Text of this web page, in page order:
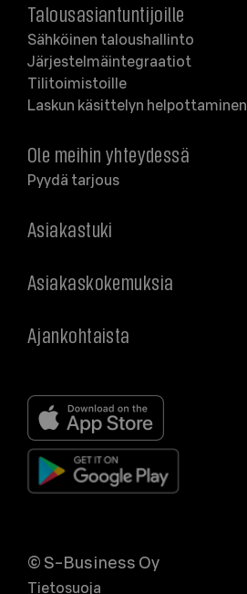
Talousasiantuntijoille
Sähköinen taloushallinto
Järjestelmäintegraatiot
Tilitoimistoille
Laskun käsittelyn helpottaminen
Ole meihin yhteydessä
Pyydä tarjous
Asiakastuki
Asiakaskokemuksia
Ajankohtaista
© S-Business Oy
Tietosuoja